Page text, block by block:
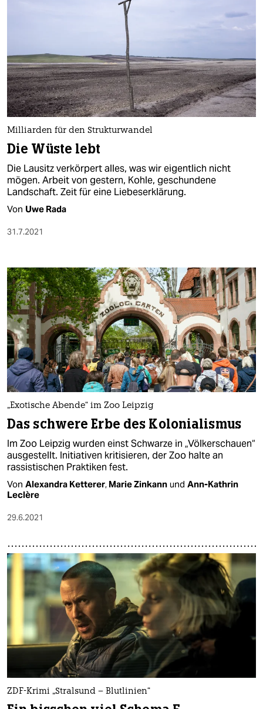
Milliarden für den Strukturwandel
Die Wüste lebt
Die Lausitz verkörpert alles, was wir eigentlich nicht
mögen. Arbeit von gestern, Kohle, geschundene
Landschaft. Zeit für eine Liebeserklärung.
Von Uwe Rada
31.7.2021
„Exotische Abende“ im Zoo Leipzig
Das schwere Erbe des Kolonialismus
Im Zoo Leipzig wurden einst Schwarze in „Völkerschauen“
ausgestellt. Initiativen kritisieren, der Zoo halte an
rassistischen Praktiken fest.
Von Alexandra Ketterer, Marie Zinkann und Ann-Kathrin
Leclère
29.6.2021
ZDF-Krimi „Stralsund – Blutlinien“